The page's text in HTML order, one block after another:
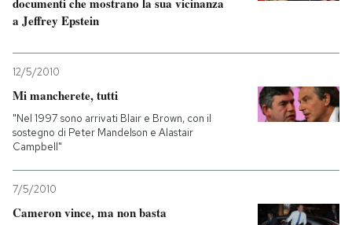
a Jeffrey Epstein
12/5/2010
Mi mancherete, tutti
"Nel 1997 sono arrivati Blair e Brown, con il
sostegno di Peter Mandelson e Alastair
Campbell"
7/5/2010
Cameron vince, ma non basta